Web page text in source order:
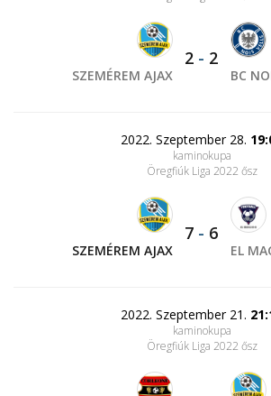
SZEMÉREM AJAX
2 - 2
BC
2022. Szeptember 28.
kaminokupa
Öregfiúk Liga 2022 ősz
SZEMÉREM AJAX
7 - 6
EL
2022. Szeptember 21.
kaminokupa
Öregfiúk Liga 2022 ősz